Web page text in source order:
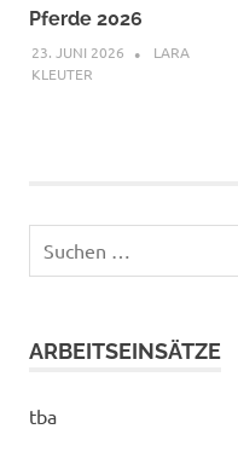
Pferde 2026
23. JUNI 2026
LARA
KLEUTER
Suchen
ARBEITSEINSÄTZE
tba